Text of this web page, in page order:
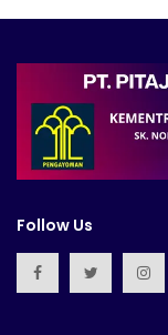
Follow Us